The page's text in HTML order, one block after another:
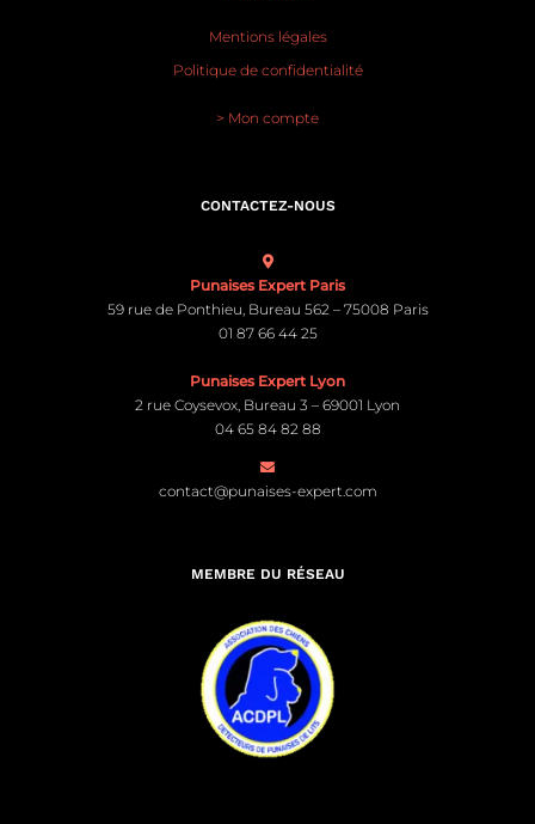
Mentions légales
Politique de confidentialité
> Mon compte
CONTACTEZ-NOUS
Punaises Expert Paris
59 rue de Ponthieu, Bureau 562 – 75008 Paris
01 87 66 44 25
Punaises Expert Lyon
2 rue Coysevox, Bureau 3 – 69001 Lyon
04 65 84 82 88
contact@punaises-expert.com
MEMBRE DU RÉSEAU